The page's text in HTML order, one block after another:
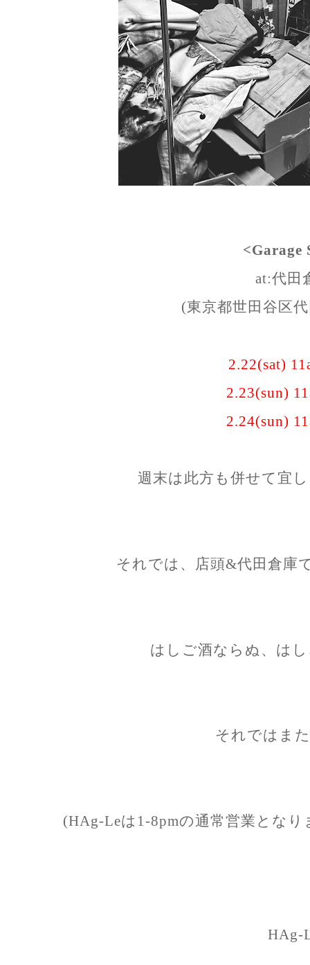
<Garage
at:代田
(東京都世田谷区
2.22(sat)
2.23(sun)
2.24(sun)
週末は此方も併せて宜
それでは、店頭&代田倉庫
はしご酒ならぬ、は
それではま
(HAg-Leは1-8pmの通常営業とな
HAg-